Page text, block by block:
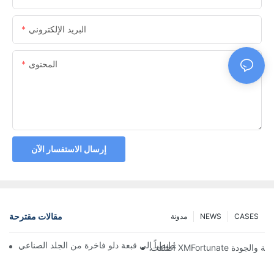
البريد الإلكتروني
المحتوى
إرسال الاستفسار الآن
مقالات مقترحة CASES
NEWS مدونة
مصمم بريطاني رسماً تخطيطياً إلى قبعة دلو فاخرة من الجلد الصناعي